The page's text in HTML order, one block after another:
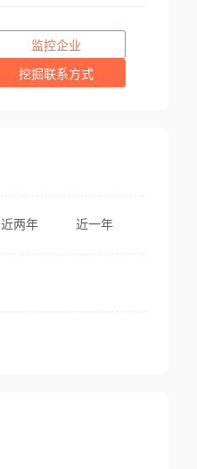
监控企业
挖掘联系方式
近两年 近一年